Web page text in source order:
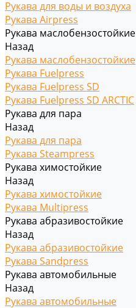
Рукава для воды и воздуха
Рукава Airpress
Рукава маслобензостойкие
Назад
Рукава маслобензостойкие
Рукава Fuelpress
Рукава Fuelpress SD
Рукава Fuelpress SD ARCTIC
Рукава для пара
Назад
Рукава для пара
Рукава Steampress
Рукава химостойкие
Назад
Рукава химостойкие
Рукава Multipress
Рукава абразивостойкие
Назад
Рукава абразивостойкие
Рукава Sandpress
Рукава автомобильные
Назад
Рукава автомобильные